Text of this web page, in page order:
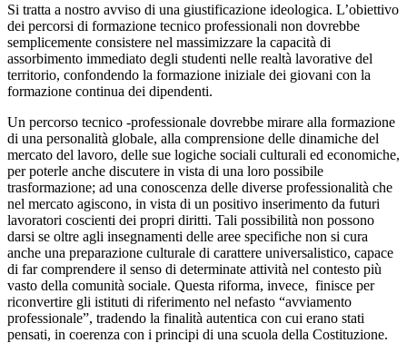
Si tratta a nostro avviso di una giustificazione ideologica. L’obiettivo
dei percorsi di formazione tecnico professionali non dovrebbe
semplicemente consistere nel massimizzare la capacità di
assorbimento immediato degli studenti nelle realtà lavorative del
territorio, confondendo la formazione iniziale dei giovani con la
formazione continua dei dipendenti.
Un percorso tecnico -professionale dovrebbe mirare alla formazione
di una personalità globale, alla comprensione delle dinamiche del
mercato del lavoro, delle sue logiche sociali culturali ed economiche,
per poterle anche discutere in vista di una loro possibile
trasformazione; ad una conoscenza delle diverse professionalità che
nel mercato agiscono, in vista di un positivo inserimento da futuri
lavoratori coscienti dei propri diritti. Tali possibilità non possono
darsi se oltre agli insegnamenti delle aree specifiche non si cura
anche una preparazione culturale di carattere universalistico, capace
di far comprendere il senso di determinate attività nel contesto più
vasto della comunità sociale. Questa riforma, invece, finisce per
riconvertire gli istituti di riferimento nel nefasto “avviamento
professionale”, tradendo la finalità autentica con cui erano stati
pensati, in coerenza con i principi di una scuola della Costituzione.